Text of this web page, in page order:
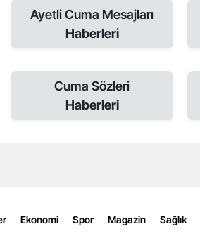
Ayetli Cuma Mesajları
Haberleri
Cuma Sözleri
Haberleri
Ekonomi Spor Magazin Sağlık